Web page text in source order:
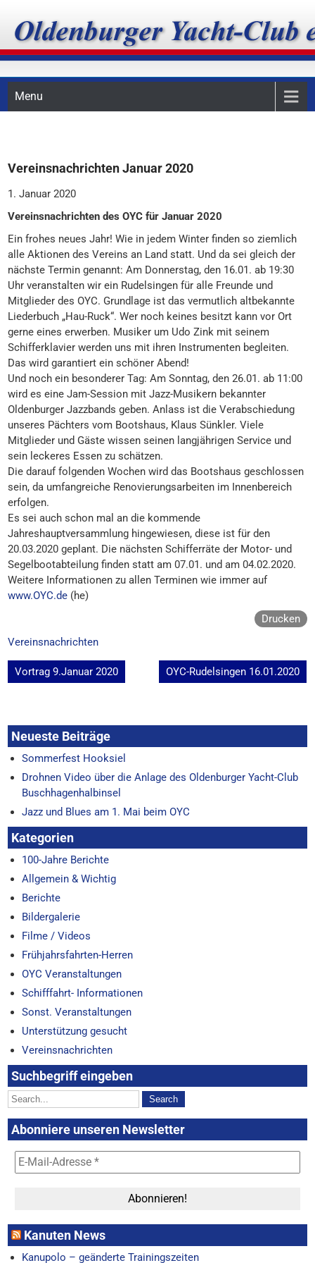
content
Oldenburger Yacht-Club
e.V.
Menu
Vereinsnachrichten Januar 2020
1. Januar 2020
Vereinsnachrichten des OYC für Januar 2020
Ein frohes neues Jahr! Wie in jedem Winter finden so ziemlich
alle Aktionen des Vereins an Land statt. Und da sei gleich der
nächste Termin genannt: Am Donnerstag, den 16.01. ab 19:30
Uhr veranstalten wir ein Rudelsingen für alle Freunde und
Mitglieder des OYC. Grundlage ist das vermutlich altbekannte
Liederbuch „Hau-Ruck“. Wer noch keines besitzt kann vor Ort
gerne eines erwerben. Musiker um Udo Zink mit seinem
Schifferklavier werden uns mit ihren Instrumenten begleiten.
Das wird garantiert ein schöner Abend!
Und noch ein besonderer Tag: Am Sonntag, den 26.01. ab 11:00
wird es eine Jam-Session mit Jazz-Musikern bekannter
Oldenburger Jazzbands geben. Anlass ist die Verabschiedung
unseres Pächters vom Bootshaus, Klaus Sünkler. Viele
Mitglieder und Gäste wissen seinen langjährigen Service und
sein leckeres Essen zu schätzen.
Die darauf folgenden Wochen wird das Bootshaus geschlossen
sein, da umfangreiche Renovierungsarbeiten im Innenbereich
erfolgen.
Es sei auch schon mal an die kommende
Jahreshauptversammlung hingewiesen, diese ist für den
20.03.2020 geplant. Die nächsten Schifferräte der Motor- und
Segelbootabteilung finden statt am 07.01. und am 04.02.2020.
Weitere Informationen zu allen Terminen wie immer auf
www.OYC.de (he)
Drucken
Vereinsnachrichten
Beitragsnavigation
Vortrag 9.Januar 2020 OYC-Rudelsingen 16.01.2020
Neueste Beiträge
Sommerfest Hooksiel
Drohnen Video über die Anlage des Oldenburger Yacht-Club
Buschhagenhalbinsel
Jazz und Blues am 1. Mai beim OYC
Kategorien
100-Jahre Berichte
Allgemein & Wichtig
Berichte
Bildergalerie
Filme / Videos
Frühjahrsfahrten-Herren
OYC Veranstaltungen
Schifffahrt- Informationen
Sonst. Veranstaltungen
Unterstützung gesucht
Vereinsnachrichten
Suchbegriff eingeben
Abonniere unseren Newsletter
Kanuten News
Kanupolo – geänderte Trainingszeiten